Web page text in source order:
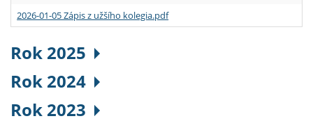
2026-01-05 Zápis z užšího kolegia.pdf
Rok 2025
Rok 2024
Rok 2023